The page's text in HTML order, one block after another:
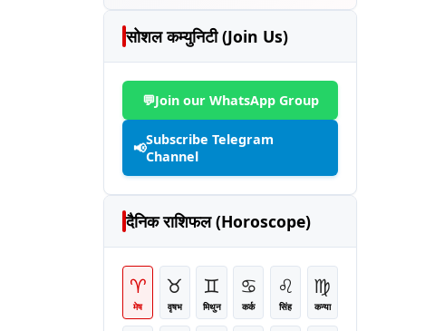
सोशल कम्युनिटी (Join Us)
💬Join our WhatsApp Group
📢Subscribe Telegram
Channel
दैनिक राशिफल (Horoscope)
♈
मेष
♉
वृषभ
♊
मिथुन
♋
कर्क
♌
सिंह
♍
कन्या